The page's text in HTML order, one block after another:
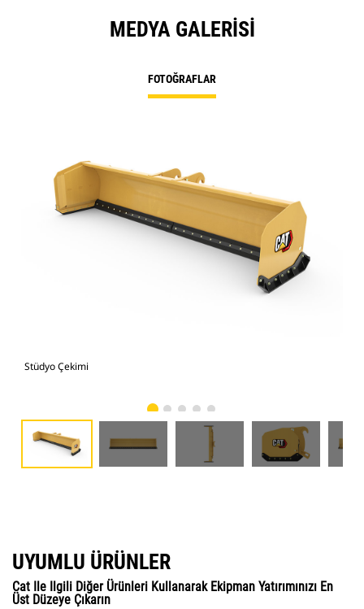
MEDYA GALERISI
FOTOĞRAFLAR
Stüdyo Çekimi
UYUMLU ÜRÜNLER
Cat Ile Ilgili Diğer Ürünleri Kullanarak Ekipman Yatırımınızı En
Üst Düzeye Çıkarın